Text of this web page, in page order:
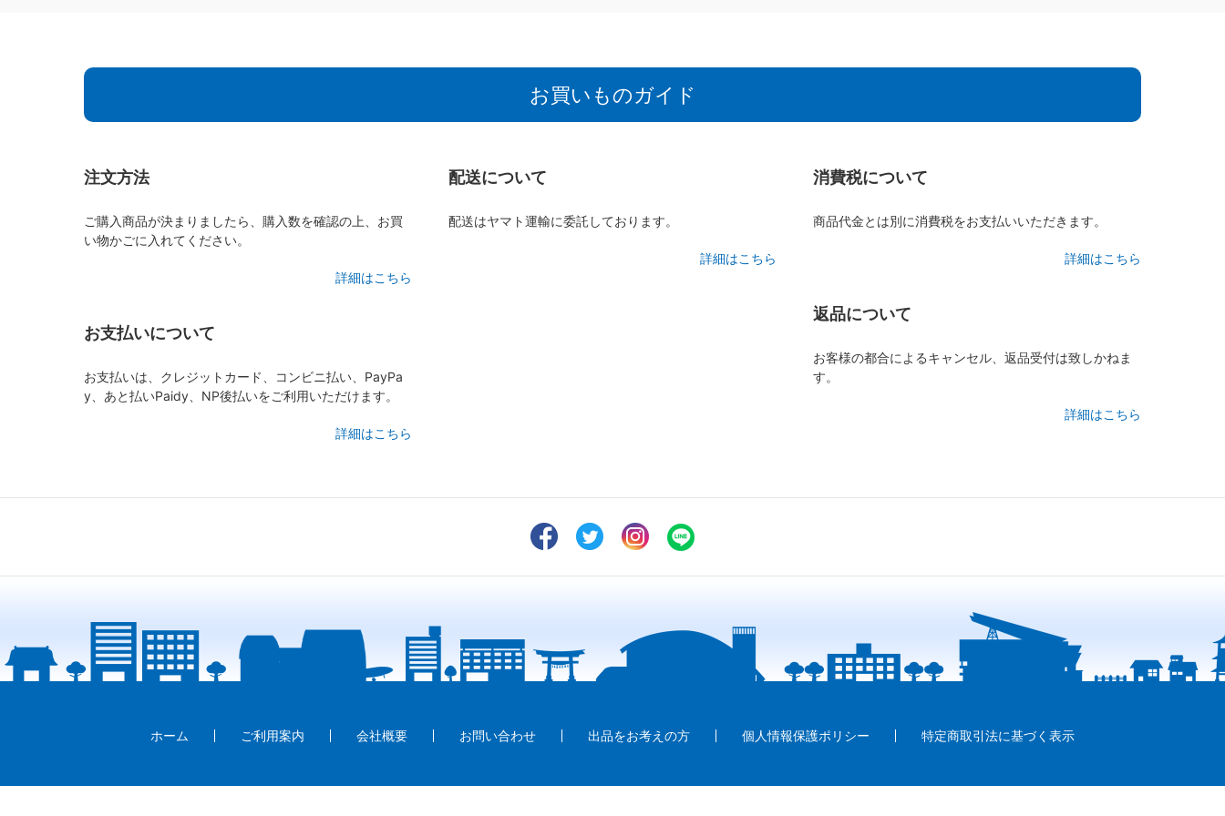
お買いものガイド
注文方法
ご購入商品が決まりましたら、購入数を確認の上、お買
い物かごに入れてください。
詳細はこちら
お支払いについて
お支払いは、クレジットカード、コンビニ払い、PayPa
y、あと払いPaidy、NP後払いをご利用いただけます。
詳細はこちら
配送について
配送はヤマト運輸に委託しております。
詳細はこちら
消費税について
商品代金とは別に消費税をお支払いいただきます。
詳細はこちら
返品について
お客様の都合によるキャンセル、返品受付は致しかねま
す。
詳細はこちら
ホーム ご利用案内 会社概要 お問い合わせ 出品をお考えの方 個人情報保護ポリシー 特定商取引法に基づく表示